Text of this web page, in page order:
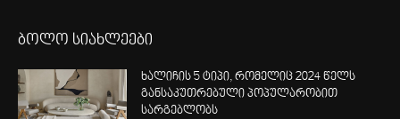
ბოლო სიახლეები
ხალიჩის 5 ტიპი, რომელიც 2024 წელს
განსაკუთრებული პოპულარობით
სარგებლობს